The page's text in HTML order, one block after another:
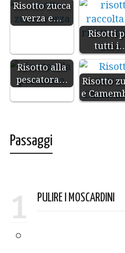
Risotto zucca
verza e…
Risotti
tutti
Risotto alla
pescatora…
Risotto
e
Passaggi
1 PULIRE I MOSCARDINI